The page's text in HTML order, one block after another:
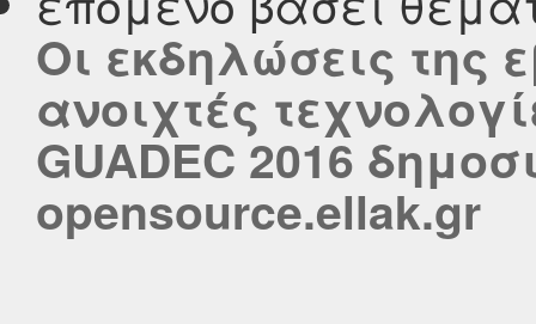
Οι εκδηλώσεις της
ανοιχτές
GUADEC 2016
opensource.ellak.gr